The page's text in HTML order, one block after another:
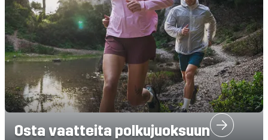
Osta vaatteita polkujuoksuun